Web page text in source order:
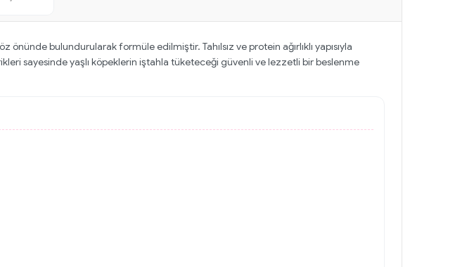
bulundurularak formüle edilmiştir. Tahılsız ve protein ağırlıklı yapısıyla
sayesinde yaşlı köpeklerin iştahla tüketeceği güvenli ve lezzetli bir beslenme